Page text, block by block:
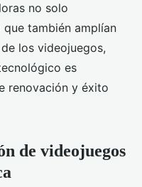
no solo
también amplían
los videojuegos,
es
renovación y éxito
de videojuegos